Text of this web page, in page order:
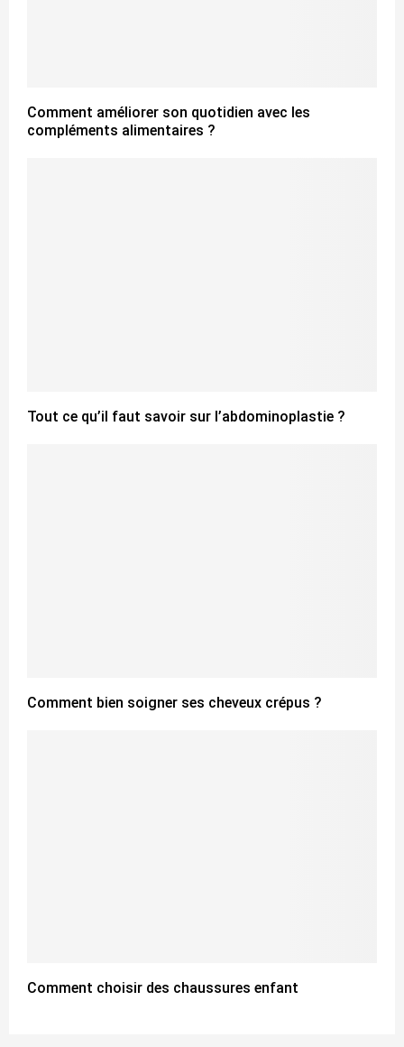
Comment améliorer son quotidien avec les
compléments alimentaires ?
Tout ce qu’il faut savoir sur l’abdominoplastie ?
Comment bien soigner ses cheveux crépus ?
Comment choisir des chaussures enfant